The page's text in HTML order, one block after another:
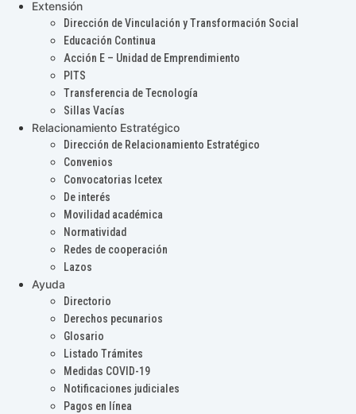
Extensión
Dirección de Vinculación y Transformación Social
Educación Continua
Acción E – Unidad de Emprendimiento
PITS
Transferencia de Tecnología
Sillas Vacías
Relacionamiento Estratégico
Dirección de Relacionamiento Estratégico
Convenios
Convocatorias Icetex
De interés
Movilidad académica
Normatividad
Redes de cooperación
Lazos
Ayuda
Directorio
Derechos pecunarios
Glosario
Listado Trámites
Medidas COVID-19
Notificaciones judiciales
Pagos en línea